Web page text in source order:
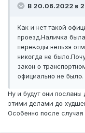
В 20.06.2022 в
Как и нет такой
проезд.Наличка
переводы нельзя
никогда не
закон о
официально не было.
Ну и будут они
этими делами до
Особенно после